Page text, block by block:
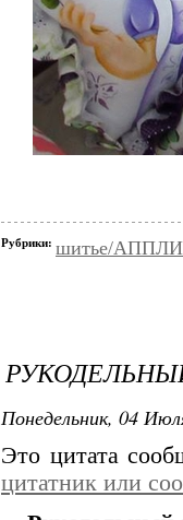
Рубрики: шитье/
Понедельник, 04
Это цитата
цитатник или